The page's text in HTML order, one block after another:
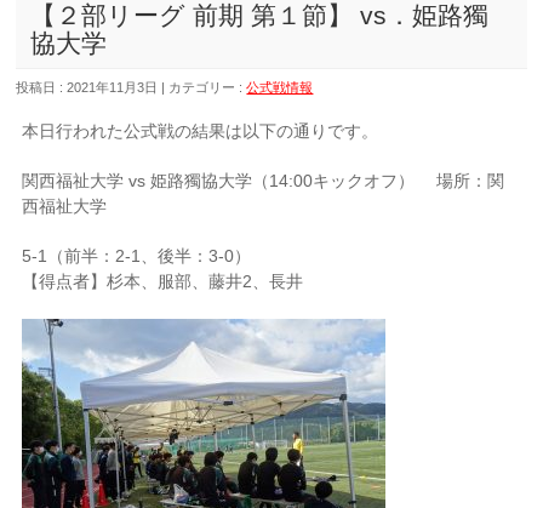
【２部リーグ 前期 第１節】 vs．姫路獨
協大学
投稿日 : 2021年11月3日 | カテゴリー :公式戦情報
本日行われた公式戦の結果は以下の通りです。
関西福祉大学 vs 姫路獨協大学（14:00キックオフ） 場所：関
西福祉大学
5-1（前半：2-1、後半：3-0）
【得点者】杉本、服部、藤井2、長井